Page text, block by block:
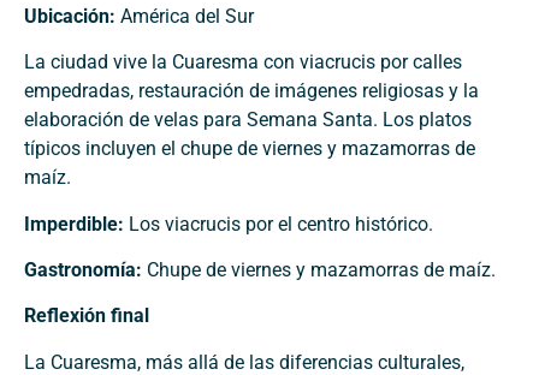
Ubicación: América del Sur
La ciudad vive la Cuaresma con viacrucis por calles
empedradas, restauración de imágenes religiosas y la
elaboración de velas para Semana Santa. Los platos
típicos incluyen el chupe de viernes y mazamorras de
maíz.
Imperdible: Los viacrucis por el centro histórico.
Gastronomía: Chupe de viernes y mazamorras de maíz.
Reflexión final
La Cuaresma, más allá de las diferencias culturales,